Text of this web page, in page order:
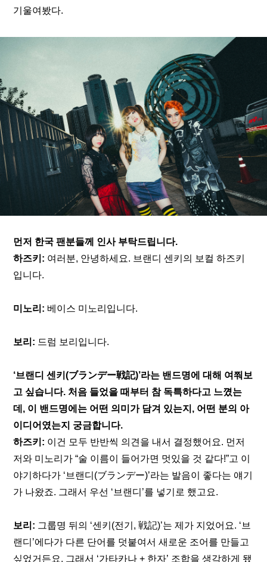
기울여봤다.
먼저 한국 팬분들께 인사 부탁드립니다.
하즈키: 여러분, 안녕하세요. 브랜디 센키의 보컬 하즈키
입니다.
미노리: 베이스 미노리입니다.
보리: 드럼 보리입니다.
‘브랜디 센키(ブランデー戦記)’라는 밴드명에 대해 여쭤보
고 싶습니다. 처음 들었을 때부터 참 독특하다고 느꼈는
데, 이 밴드명에는 어떤 의미가 담겨 있는지, 어떤 분의 아
이디어였는지 궁금합니다.
하즈키: 이건 모두 반반씩 의견을 내서 결정했어요. 먼저
저와 미노리가 “술 이름이 들어가면 멋있을 것 같다!”고 이
야기하다가 ‘브랜디(ブランデー)’라는 발음이 좋다는 얘기
가 나왔죠. 그래서 우선 ‘브랜디’를 넣기로 했고요.
보리: 그룹명 뒤의 ‘센키(전기, 戦記)’는 제가 지었어요. ‘브
랜디’에다가 다른 단어를 덧붙여서 새로운 조어를 만들고
싶었거든요. 그래서 ‘가타카나 + 한자’ 조합을 생각하게 됐